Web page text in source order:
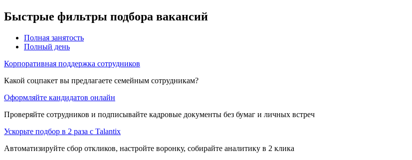
Быстрые фильтры подбора вакансий
Полная занятость
Полный день
Корпоративная поддержка сотрудников
Какой соцпакет вы предлагаете семейным сотрудникам?
Оформляйте кандидатов онлайн
Проверяйте сотрудников и подписывайте кадровые документы без бумаг и личных встреч
Ускорьте подбор в 2 раза с Talantix
Автоматизируйте сбор откликов, настройте воронку, собирайте аналитику в 2 клика